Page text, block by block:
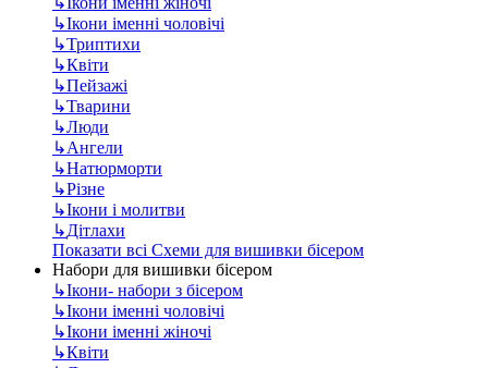
↳Ікони іменні чоловічі
↳Триптихи
↳Квіти
↳Пейзажі
↳Тварини
↳Люди
↳Ангели
↳Натюрморти
↳Різне
↳Ікони і молитви
↳Дітлахи
Показати всі Схеми для вишивки бісером
Набори для вишивки бісером
↳Ікони- набори з бісером
↳Ікони іменні чоловічі
↳Ікони іменні жіночі
↳Квіти